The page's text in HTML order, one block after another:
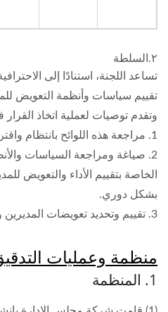
٢.السلطة
تساعد اللجنة، استنادًا إلى
تقييم سياسات وأنظمة التعويض
وتقدم توصيات لعملية اتخاذ
1. مراجعة هذه اللوائح بانتظام واقتراح التعديلات.
2. صياغة ومراجعة السياسات
الخاصة بتقييم الأداء والتعويض
بشكل دوري.
3. تقييم وتحديد تعويضات المديرين والمديرين التنفيذيين بانتظام.
منظمة وعمليات
1. المنظمة